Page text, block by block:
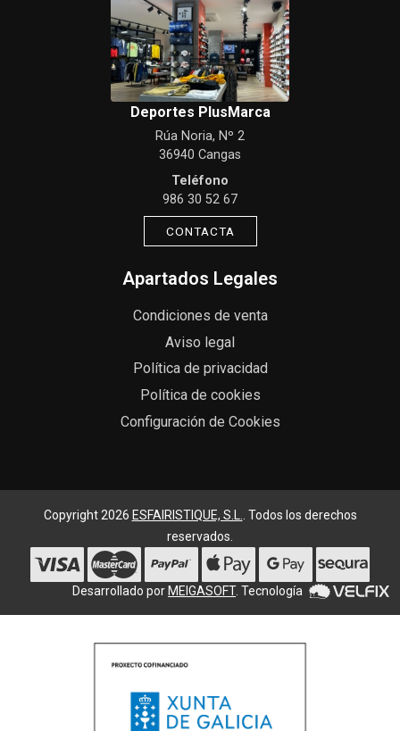
Deportes PlusMarca
Rúa Noria, Nº 2
36940 Cangas
Teléfono
986 30 52 67
CONTACTA
Apartados Legales
Condiciones de venta
Aviso legal
Política de privacidad
Política de cookies
Configuración de Cookies
Copyright 2026 ESFAIRISTIQUE, S.L.
. Todos los derechos
reservados.
Desarrollado porMEIGASOFT. Tecnología